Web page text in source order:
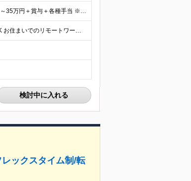
＼ボーナスあり！初年度から年収300万円以上／ ■月給24万2,200円～35万円＋賞与＋各種手当 ※経験・年齢・能力等を考慮し決定いたします。 ※試用期間中（3カ月）は契約社員で、月給21万円＋諸
★大阪立ち上げメンバー積極採用中！ ★全国から完全在宅ワークOK お住まいでのリモートワーク、または首都圏（東京・神奈川・埼玉・千葉）・大阪のプロジェクト先での勤務となります。 ※転勤はありません
検討中に入れる
ックスタイム制/転